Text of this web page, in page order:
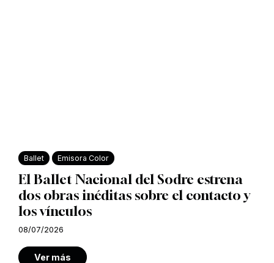
Ballet Emisora Color
El Ballet Nacional del Sodre estrena
dos obras inéditas sobre el contacto y
los vínculos
08/07/2026
Ver más